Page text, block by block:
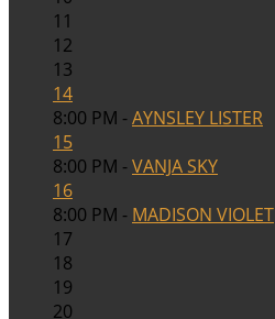
11
12
13
14
8:00 PM -AYNSLEY LISTER
15
8:00 PM -VANJA SKY
16
8:00 PM - MADISON VIOLET
17
18
19
20